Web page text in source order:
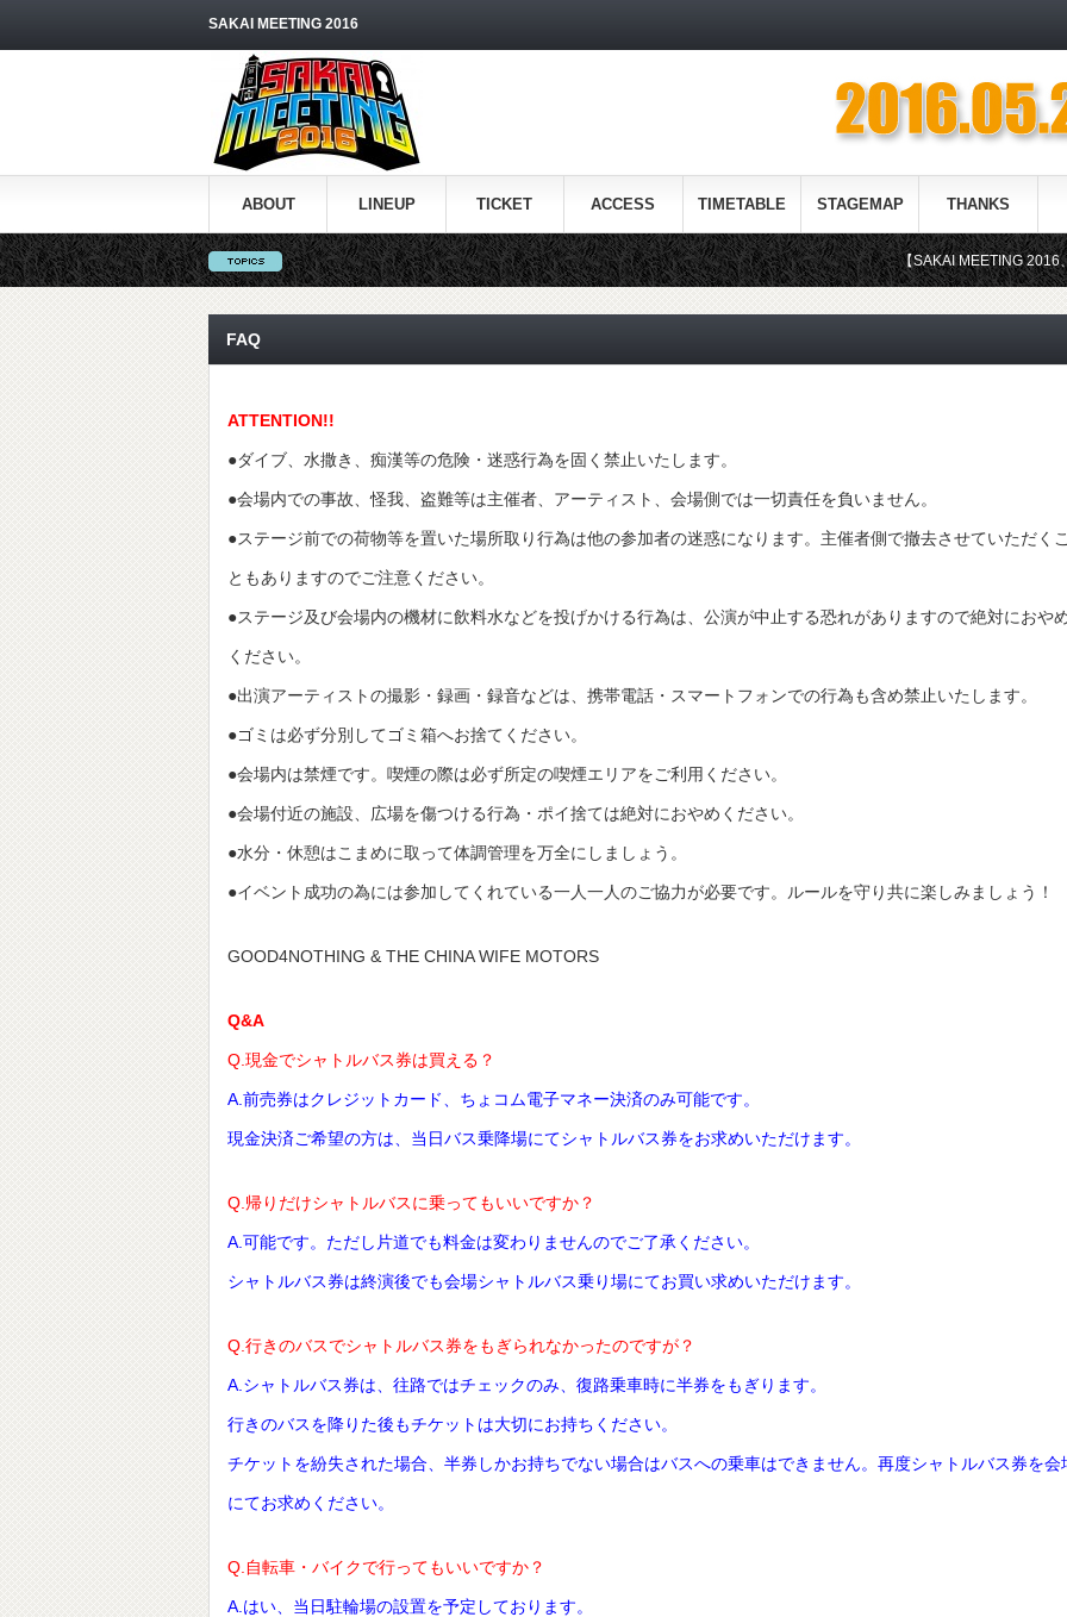
SAKAI MEETING 2016
ABOUT LINEUP TICKET ACCESS TIMETABLE STAGEMAP THANKS
【SAKAI MEETING 2016、終了！
FAQ
ATTENTION!!
●ダイブ、水撒き、痴漢等の危険・迷惑行為を固く禁止いたします。
●会場内での事故、怪我、盗難等は主催者、アーティスト、会場側では一切責任を負いません。
●ステージ前での荷物等を置いた場所取り行為は他の参加者の迷惑になります。主催者側で撤去させていただく
ともありますのでご注意ください。
●ステージ及び会場内の機材に飲料水などを投げかける行為は、公演が中止する恐れがありますので絶対におや
ください。
●出演アーティストの撮影・録画・録音などは、携帯電話・スマートフォンでの行為も含め禁止いたします。
●ゴミは必ず分別してゴミ箱へお捨てください。
●会場内は禁煙です。喫煙の際は必ず所定の喫煙エリアをご利用ください。
●会場付近の施設、広場を傷つける行為・ポイ捨ては絶対におやめください。
●水分・休憩はこまめに取って体調管理を万全にしましょう。
●イベント成功の為には参加してくれている一人一人のご協力が必要です。ルールを守り共に楽しみましょう！
GOOD4NOTHING & THE CHINA WIFE MOTORS
Q&A
Q.現金でシャトルバス券は買える？
A.前売券はクレジットカード、ちょコム電子マネー決済のみ可能です。
現金決済ご希望の方は、当日バス乗降場にてシャトルバス券をお求めいただけます。
Q.帰りだけシャトルバスに乗ってもいいですか？
A.可能です。ただし片道でも料金は変わりませんのでご了承ください。
シャトルバス券は終演後でも会場シャトルバス乗り場にてお買い求めいただけます。
Q.行きのバスでシャトルバス券をもぎられなかったのですが？
A.シャトルバス券は、往路ではチェックのみ、復路乗車時に半券をもぎります。
行きのバスを降りた後もチケットは大切にお持ちください。
チケットを紛失された場合、半券しかお持ちでない場合はバスへの乗車はできません。再度シャトルバス券を会
にてお求めください。
Q.自転車・バイクで行ってもいいですか？
A.はい、当日駐輪場の設置を予定しております。